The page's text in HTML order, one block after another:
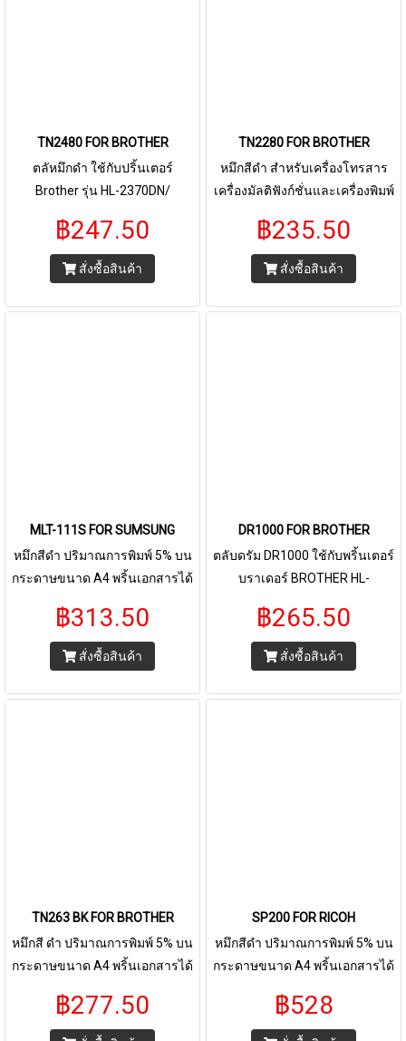
TN2480 FOR BROTHER
ตลัหมึกดำ ใช้กับปริ้นเตอร์
Brother รุ่น HL-2370DN/
L2535DW/ L2550DW, MFC-
L2715DW/ L2750DW/ L2770DW
ปริ้นได้ 3,000 แผ่น ที่ 5% ของหน้า
กระดาษ
฿247.50
สั่งซื้อสินค้า
TN2280 FOR BROTHER
หมึกสีดำ สำหรับเครื่องโทรสาร
เครื่องมัลติฟังก์ชั่นและเครื่องพิมพ์
เดอร์ BROTHER HL-
2240D/2250DN/2270DW,DCP-
7060D,MFC-
7360/7470D/7860DW ปริมาณ
฿235.50
สั่งซื้อสินค้า
MLT-111S FOR SUMSUNG
หมึกสีดำ ปริมาณการพิมพ์ 5% บน
กระดาษขนาด A4 พริ้นเอกสารได้
เตอร์ Samsung SL-M2020 SL-
M2022 SL-M2070 SL-M2070F
SL-M2070FW SL-M2070W
฿313.50
สั่งซื้อสินค้า
DR1000 FOR BROTHER
ตลับดรัม DR1000 ใช้กับพริ้นเตอร์
บราเดอร์ BROTHER HL-
1510/1610W,MFC-
1810/1815/1910W
฿265.50
สั่งซื้อสินค้า
TN263 BK FOR BROTHER
หมึกสี ดำ ปริมาณการพิมพ์ 5% บน
กระดาษขนาด A4 พริ้นเอกสารได้
เลเซอร์ TN 263
฿277.50
SP200 FOR RICOH
หมึกสีดำ ปริมาณการพิมพ์ 5% บน
กระดาษขนาด A4 พริ้นเอกสารได้
SP202 SP210 SP200Q SP201Q
SP210Q SP201 SP220NW
฿528